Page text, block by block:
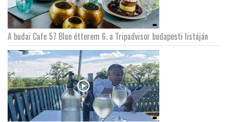
A budai Cafe 57 Blue étterem 6. a Tripadvisor budapesti listáján